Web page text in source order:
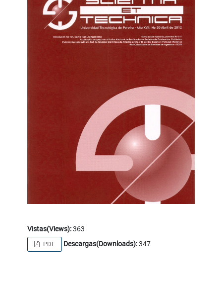
Vistas(Views):363
PDF Descargas(Downloads):347